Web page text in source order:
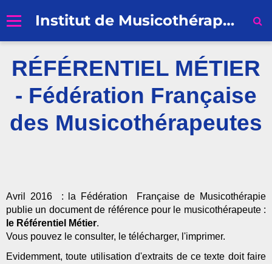
Institut de Musicothérapie de Nantes
Accueil
Formation professionnelle
Recherche
Profession Musicothérapeute
Contacts
RÉFÉRENTIEL MÉTIER
- Fédération Française
des Musicothérapeutes
Avril 2016 : la Fédération Française de Musicothérapie
publie un document de référence pour le musicothérapeute :
le Référentiel Métier.
Vous pouvez le consulter, le télécharger, l'imprimer.
Evidemment, toute utilisation d'extraits de ce texte doit faire